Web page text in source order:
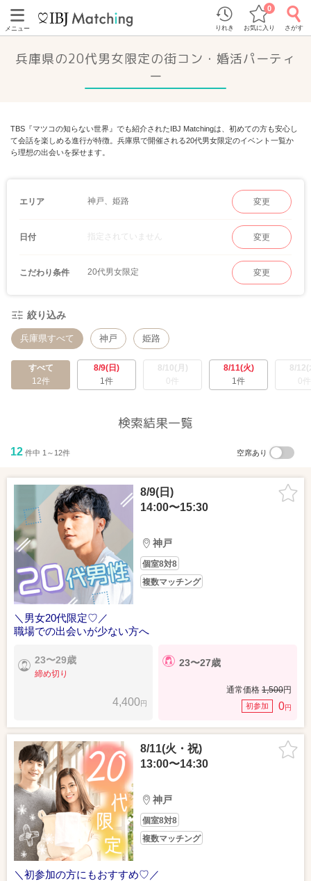
メニュー りれき お気に入り
0
さがす
兵庫県の20代男女限定の街コン・婚活パーティ
ー
TBS『マツコの知らない世界』でも紹介されたIBJ Matchingは、初めての方も安心し
て会話を楽しめる進行が特徴。兵庫県で開催される20代男女限定のイベント一覧か
ら理想の出会いを探せます。
エリア 神戸、姫路 変更
日付 指定されていません 変更
こだわり条件 20代男女限定 変更
絞り込み
兵庫県すべて 神戸 姫路
すべて
12件
8/9(日)
1件
8/10(月)
0件
8/11(火)
1件
8/12(
0件
検索結果一覧
12 件中 1～12件 空席あり
8/9(日)
14:00〜15:30
神戸
個室8対8
複数マッチング
＼男女20代限定♡／
職場での出会いが少ない方へ
23〜29歳
締め切り
4,400円
23〜27歳
通常価格 1,500円
初参加 0円
8/11(火・祝)
13:00〜14:30
神戸
個室8対8
複数マッチング
＼初参加の方にもおすすめ♡／